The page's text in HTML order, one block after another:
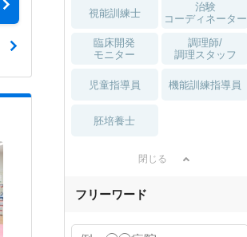
視能訓練士
治験
コーディネーター
臨床開発
モニター
調理師/
調理スタッフ
児童指導員 機能訓練指導員
胚培養士
閉じる
フリーワード